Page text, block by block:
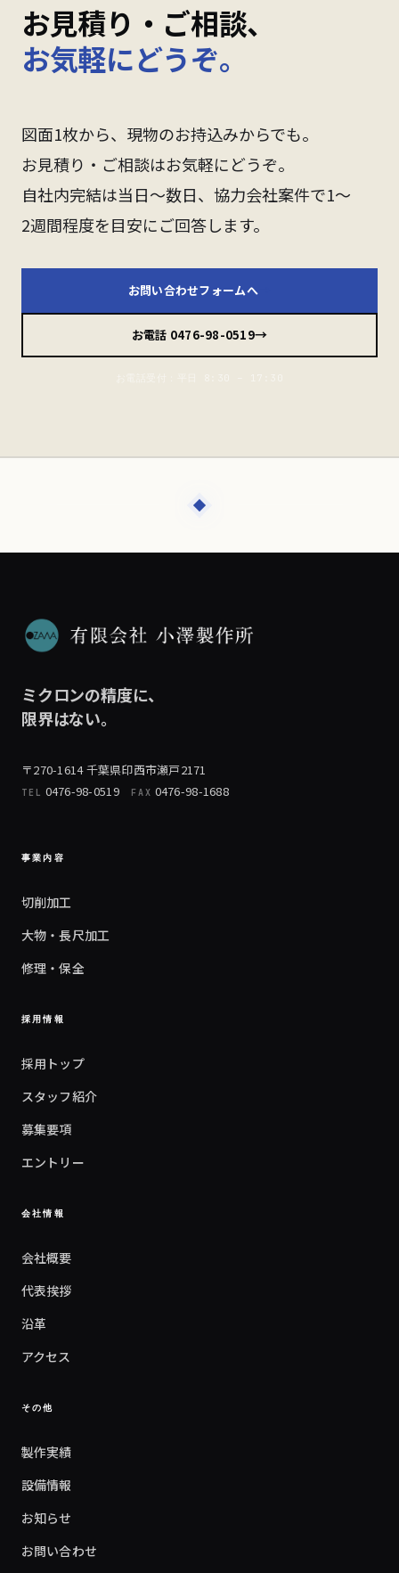
お見積り・ご相談、
お気軽にどうぞ。
図面1枚から、現物のお持込みからでも。
お見積り・ご相談はお気軽にどうぞ。
自社内完結は当日〜数日、協力会社案件で1〜
2週間程度を目安にご回答します。
お問い合わせフォームへ→
お電話 0476-98-0519→
ミクロンの精度に、
限界はない。
〒270-1614 千葉県印西市瀬戸2171
TEL 0476-98-0519 FAX 0476-98-1688
事業内容
切削加工
大物・長尺加工
修理・保全
採用情報
採用トップ
スタッフ紹介
募集要項
エントリー
会社情報
会社概要
代表挨拶
沿革
アクセス
その他
製作実績
設備情報
お知らせ
お問い合わせ